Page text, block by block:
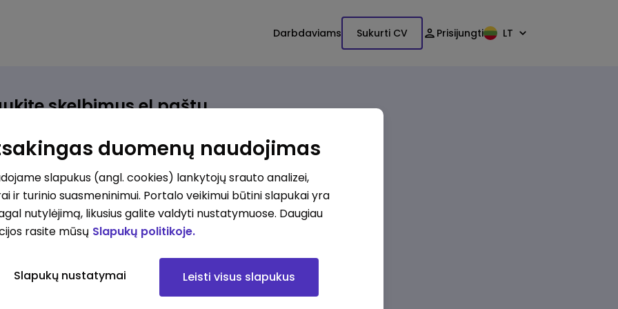
Darbdaviams Sukurti CV Prisijungti LT
skelbimus el.paštu
atsiras, iš karto gausite jį el. paštu.
ieškote darbo?*
Pridėti naują
Kokios srities darbo pasiūlymai jus domina?
Pridėti naują
duomenų naudojimas
slapukus (angl. cookies) lankytojų srauto analizei,
ir turinio suasmeninimui. Portalo veikimui būtini slapukai yra
nutylėjimą, likusius galite valdyti nustatymuose. Daugiau
rasite mūsų Slapukų politikoje.
Slapukų nustatymai Leisti visus slapukus